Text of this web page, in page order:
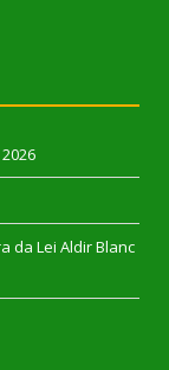
da Lei Aldir Blanc